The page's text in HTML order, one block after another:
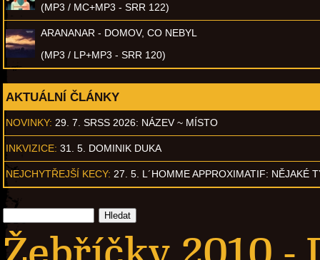
(MP3 / MC+MP3 - SRR 122)
ARANANAR - DOMOV, CO NEBYL
(MP3 / LP+MP3 - SRR 120)
AKTUÁLNÍ ČLÁNKY
NOVINKY: 29. 7. SRSS 2026: NÁZEV ~ MÍSTO
INKVIZICE: 31. 5. DOMINIK DUKA
NEJCHYTŘEJŠÍ KECY: 27. 5. L´HOMME APPROXIMATIF: NĚJAKÉ